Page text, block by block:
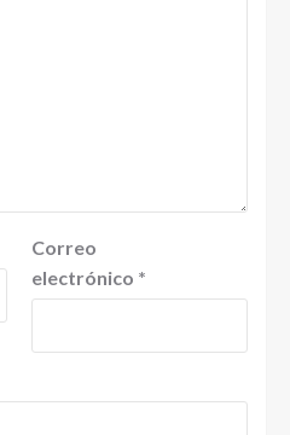
Correo
electrónico *